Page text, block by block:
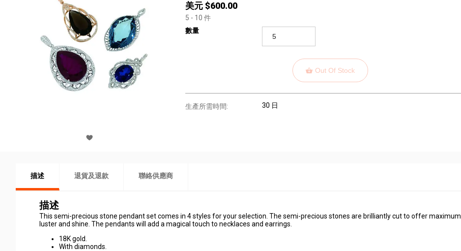
美元 $600.00
5 - 10 件
數量
Out Of Stock
生產所需時間: 30 日
描述 退貨及退款 聯絡供應商
描述
This semi-precious stone pendant set comes in 4 styles for your selection. The semi-precious stones are brilliantly cut to offer maximum
luster and shine. The pendants will add a magical touch to necklaces and earrings.
18K gold.
With diamonds.